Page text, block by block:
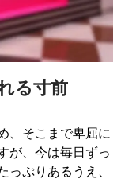
る寸前
、そこまで卑屈に
が、今は毎日ずっ
っぷりあるうえ、